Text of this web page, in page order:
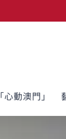
「心動澳門」